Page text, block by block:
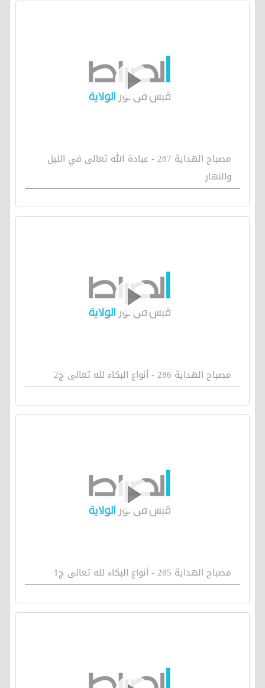
مصباح الهداية 287 - عبادة الله تعالى في الليل
والنهار
مصباح الهداية 286 - أنواع البكاء لله تعالى ج2
مصباح الهداية 285 - أنواع البكاء لله تعالى ج1